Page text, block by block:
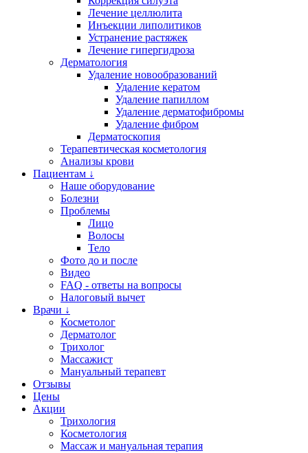
Лечение целлюлита
Инъекции липолитиков
Устранение растяжек
Лечение гипергидроза
Дерматология
Удаление новообразований
Удаление кератом
Удаление папиллом
Удаление дерматофибромы
Удаление фибром
Дерматоскопия
Терапевтическая косметология
Анализы крови
Пациентам ↓
Наше оборудование
Болезни
Проблемы
Лицо
Волосы
Тело
Фото до и после
Видео
FAQ - ответы на вопросы
Налоговый вычет
Врачи ↓
Косметолог
Дерматолог
Трихолог
Массажист
Мануальный терапевт
Отзывы
Цены
Акции
Трихология
Косметология
Массаж и мануальная терапия